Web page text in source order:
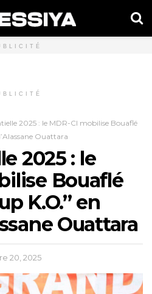
2025 : le MDR-CI mobilise Bouaflé
Ouattara
2025 : le
Bouaflé
K.O.” en
Ouattara
20, 2025